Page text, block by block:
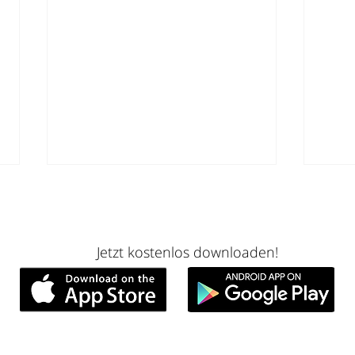
Jetzt kostenlos downloaden!